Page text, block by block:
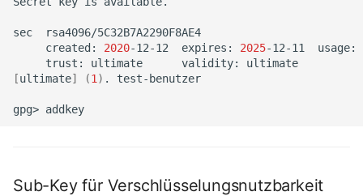
sec
created:
2020-12-12 expires: 2025-12-11
usage:
trust:
ultimate validity:
[ultimate] (1 ) . test-benutzer
gpg>
Sub-Key für Verschlüsselungsnutzbarkeit